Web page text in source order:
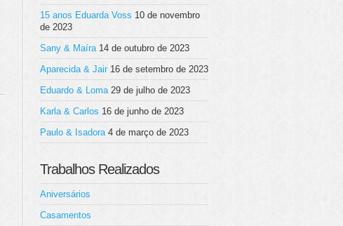
15 anos Eduarda Voss 10 de novembro
de 2023
Sany & Maíra 14 de outubro de 2023
Aparecida & Jair 16 de setembro de 2023
Eduardo & Loma 29 de julho de 2023
Karla & Carlos 16 de junho de 2023
Paulo & Isadora 4 de março de 2023
Trabalhos Realizados
Aniversários
Casamentos